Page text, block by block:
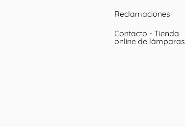
Reclamaciones
Contacto - Tienda
online de lámparas